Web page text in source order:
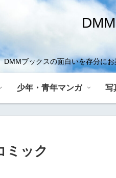
DMMブックスの面白いを存分に
少年・青年マンガ 写
ミック